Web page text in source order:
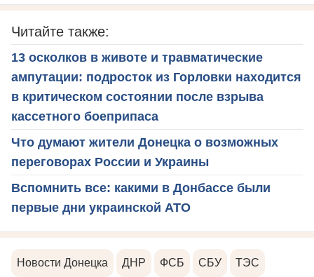
Читайте также:
13 осколков в животе и травматические
ампутации: подросток из Горловки находится
в критическом состоянии после взрыва
кассетного боеприпаса
Что думают жители Донецка о возможных
переговорах России и Украины
Вспомнить все: какими в Донбассе были
первые дни украинской АТО
Новости Донецка ДНР ФСБ СБУ ТЭС